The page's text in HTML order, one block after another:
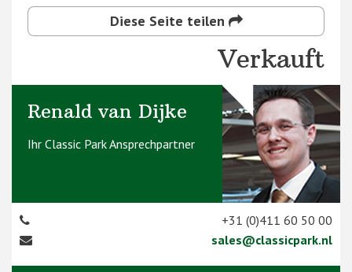
Diese Seite teilen
Verkauft
Renald van Dijke
Ihr Classic Park Ansprechpartner
+31 (0)411 60 50 00
sales@classicpark.nl